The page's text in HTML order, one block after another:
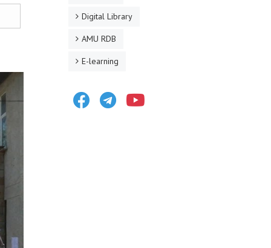
Digital Library
AMU RDB
E-learning
FacebookTelegram